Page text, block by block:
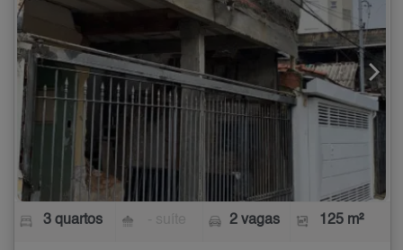
3 quartos 2 vagas 125 m²